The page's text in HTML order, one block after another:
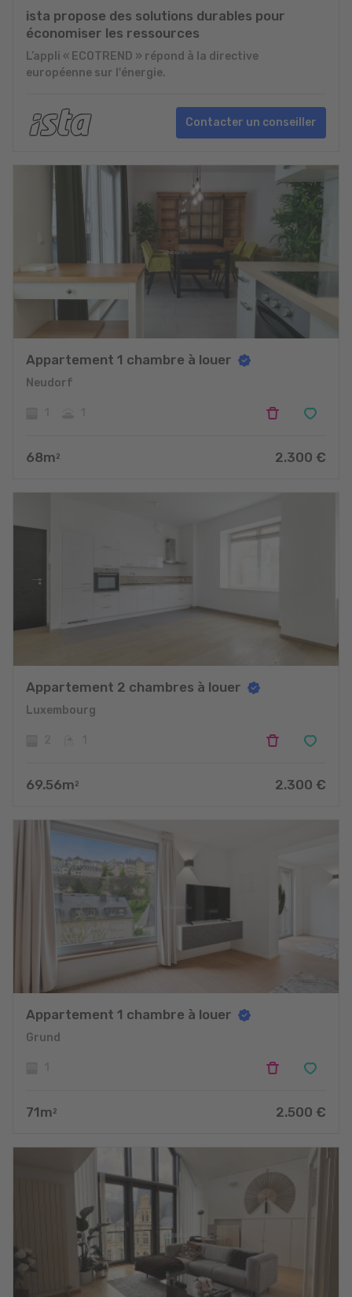
ista propose des solutions durables pour
économiser les ressources
L’appli « ECOTREND » répond à la directive
européenne sur l'énergie.
Contacter un conseiller
Appartement 1 chambre à louer
Neudorf
68m 2 2.300 €
Appartement 2 chambres à louer
Luxembourg
69.56m 2 2.300 €
Appartement 1 chambre à louer
Grund
71m 2 2.500 €